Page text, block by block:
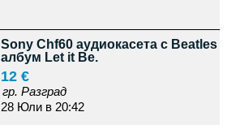
Sony Chf60 аудиокасета с Beatles
албум Let it Be.
12 €
гр. Разград
28 Юли в 20:42